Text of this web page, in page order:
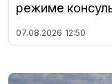
режиме
07.08.2026 12:50